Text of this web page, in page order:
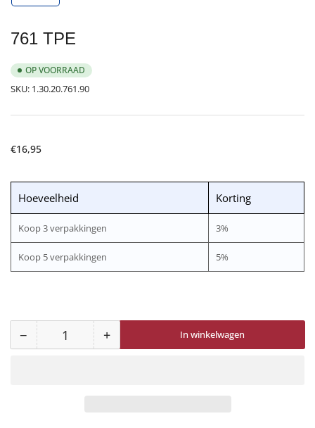
galerijweergave
761 TPE
OP VOORRAAD
SKU: 1.30.20.761.90
Normale
€16,95
Hoeveelheid Korting
Koop 3 verpakkingen 3%
Koop 5 verpakkingen 5%
−Aantal
Aantal +Aantal
In winkelwagen